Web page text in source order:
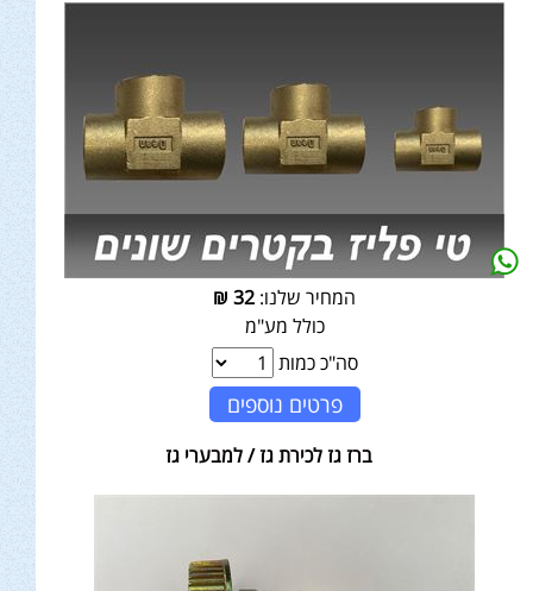
המחיר שלנו: 32
₪
כולל מע"מ
סה"כ כמות
פרטים נוספים
ברז גז לכירת גז / למבערי גז